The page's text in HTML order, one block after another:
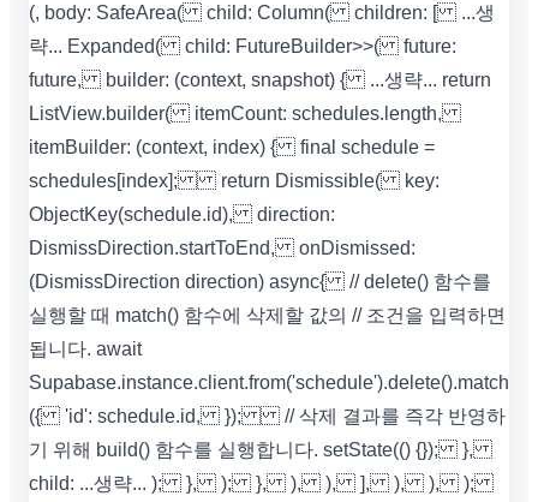
(, body: SafeArea( child: Column( children: [ ...생
략... Expanded( child: FutureBuilder>>( future:
future, builder: (context, snapshot) { ...생략... return
ListView.builder( itemCount: schedules.length,
itemBuilder: (context, index) { final schedule =
schedules[index]; return Dismissible( key:
ObjectKey(schedule.id), direction:
DismissDirection.startToEnd, onDismissed:
(DismissDirection direction) async{ // delete() 함수를
실행할 때 match() 함수에 삭제할 값의 // 조건을 입력하면
됩니다. await
Supabase.instance.client.from('schedule').delete().match
({ 'id': schedule.id, }); // 삭제 결과를 즉각 반영하
기 위해 build() 함수를 실행합니다. setState(() {}); },
child: ...생략... ); }, ); }, ), ), ], ), ), );